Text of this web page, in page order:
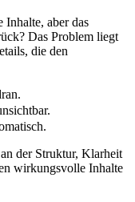
aber das
Das Problem liegt
die den
der Struktur, Klarheit
wirkungsvolle Inhalte